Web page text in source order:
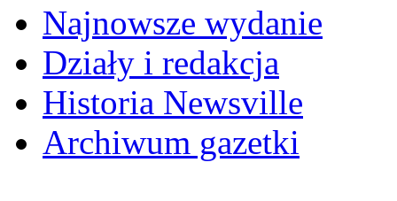
Najnowsze wydanie
Działy i redakcja
Historia Newsville
Archiwum gazetki